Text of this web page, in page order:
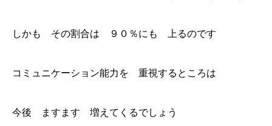
しかも その割合は ９０％にも 上るのです
コミュニケーション能力を 重視するところは
今後 ますます 増えてくるでしょう